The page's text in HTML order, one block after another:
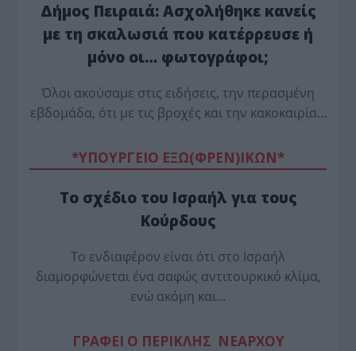
Δήμος Πειραιά: Ασχολήθηκε κανείς
με τη σκαλωσιά που κατέρρευσε ή
μόνο οι… φωτογράφοι;
Όλοι ακούσαμε στις ειδήσεις, την περασμένη
εβδομάδα, ότι με τις βροχές και την κακοκαιρία…
*ΥΠΟΥΡΓΕΙΟ ΕΞΩ(ΦΡΕΝ)ΙΚΩΝ*
Το σχέδιο του Ισραήλ για τους
Κούρδους
Το ενδιαφέρον είναι ότι στο Ισραήλ
διαμορφώνεται ένα σαφώς αντιτουρκικό κλίμα,
ενώ ακόμη και…
ΓΡΑΦΕΙ Ο ΠΕΡΙΚΛΗΣ ΝΕΑΡΧΟΥ